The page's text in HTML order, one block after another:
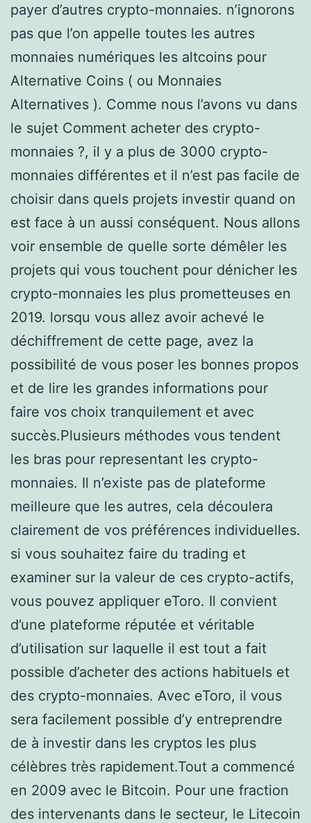
payer d’autres crypto-monnaies. n’ignorons
pas que l’on appelle toutes les autres
monnaies numériques les altcoins pour
Alternative Coins ( ou Monnaies
Alternatives ). Comme nous l’avons vu dans
le sujet Comment acheter des crypto-
monnaies ?, il y a plus de 3000 crypto-
monnaies différentes et il n’est pas facile de
choisir dans quels projets investir quand on
est face à un aussi conséquent. Nous allons
voir ensemble de quelle sorte démêler les
projets qui vous touchent pour dénicher les
crypto-monnaies les plus prometteuses en
2019. lorsqu vous allez avoir achevé le
déchiffrement de cette page, avez la
possibilité de vous poser les bonnes propos
et de lire les grandes informations pour
faire vos choix tranquilement et avec
succès.Plusieurs méthodes vous tendent
les bras pour representant les crypto-
monnaies. Il n’existe pas de plateforme
meilleure que les autres, cela découlera
clairement de vos préférences individuelles.
si vous souhaitez faire du trading et
examiner sur la valeur de ces crypto-actifs,
vous pouvez appliquer eToro. Il convient
d’une plateforme réputée et véritable
d’utilisation sur laquelle il est tout a fait
possible d’acheter des actions habituels et
des crypto-monnaies. Avec eToro, il vous
sera facilement possible d’y entreprendre
de à investir dans les cryptos les plus
célèbres très rapidement.Tout a commencé
en 2009 avec le Bitcoin. Pour une fraction
des intervenants dans le secteur, le Litecoin